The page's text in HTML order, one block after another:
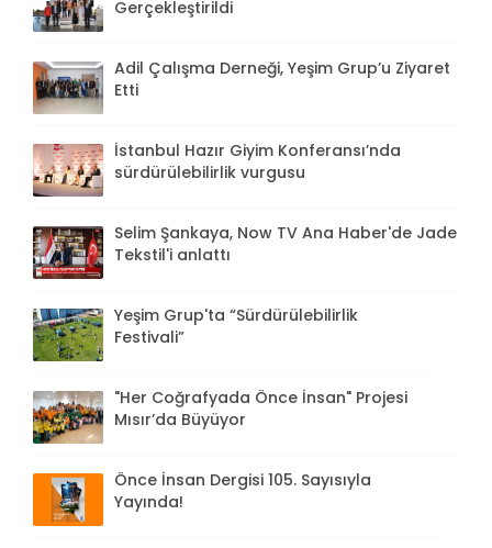
Gerçekleştirildi
Adil Çalışma Derneği, Yeşim Grup’u Ziyaret
Etti
İstanbul Hazır Giyim Konferansı’nda
sürdürülebilirlik vurgusu
Selim Şankaya, Now TV Ana Haber'de Jade
Tekstil'i anlattı
Yeşim Grup'ta “Sürdürülebilirlik
Festivali”
"Her Coğrafyada Önce İnsan" Projesi
Mısır’da Büyüyor
Önce İnsan Dergisi 105. Sayısıyla
Yayında!